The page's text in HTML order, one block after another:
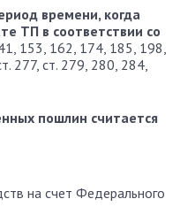
времени, когда
ТП в соответствии со
153, 162, 174, 185, 198,
277, ст. 279, 280, 284,
пошлин считается
на счет Федерального